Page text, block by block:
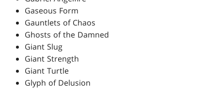
Gaseous Form
Gauntlets of Chaos
Ghosts of the Damned
Giant Slug
Giant Strength
Giant Turtle
Glyph of Delusion